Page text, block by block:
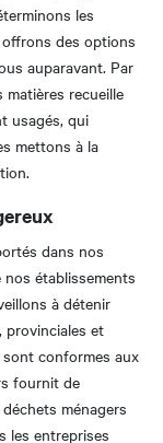
les
des options
auparavant. Par
recueille
usagés, qui
mettons à la
dans nos
nos établissements
à détenir
provinciales et
conformes aux
fournit de
ménagers
les entreprises